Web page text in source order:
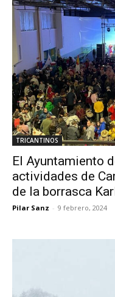
TRICANTINOS
El Ayuntamiento
actividades de
de la borrasca
Pilar Sanz - 9 febrero, 2024